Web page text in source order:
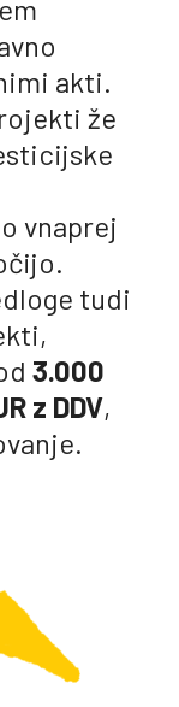
akti.
že
vnaprej
tudi
3.000
z DDV,